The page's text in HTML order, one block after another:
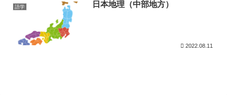
語学 日本地理（中部地方）
2022.08.11